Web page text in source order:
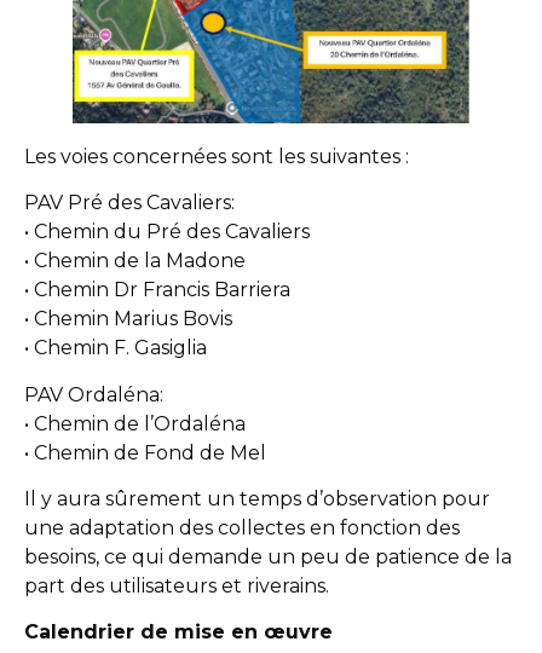
Les voies concernées sont les suivantes :
PAV Pré des Cavaliers:
• Chemin du Pré des Cavaliers
• Chemin de la Madone
• Chemin Dr Francis Barriera
• Chemin Marius Bovis
• Chemin F. Gasiglia
PAV Ordaléna:
• Chemin de l’Ordaléna
• Chemin de Fond de Mel
Il y aura sûrement un temps d’observation pour
une adaptation des collectes en fonction des
besoins, ce qui demande un peu de patience de la
part des utilisateurs et riverains.
Calendrier de mise en œuvre